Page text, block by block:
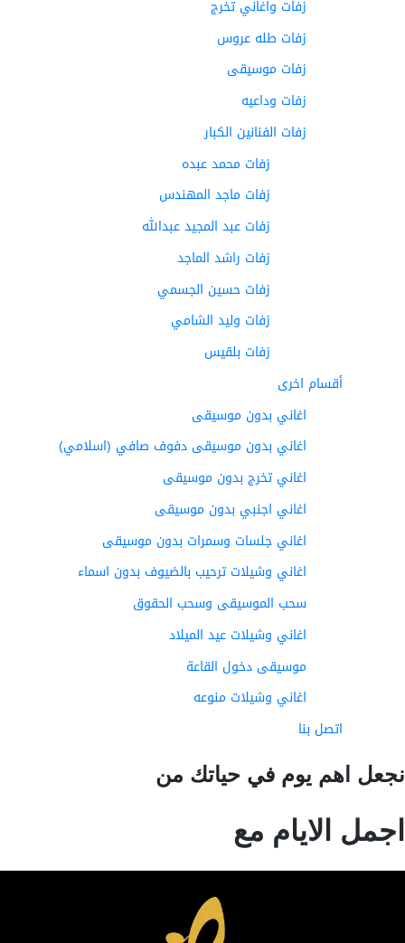
زفات واغاني تخرج
زفات طله عروس
زفات موسيقى
زفات وداعيه
زفات الفنانين الكبار
زفات محمد عبده
زفات ماجد المهندس
زفات عبد المجيد عبدالله
زفات راشد الماجد
زفات حسين الجسمي
زفات وليد الشامي
زفات بلقيس
أقسام اخرى
اغاني بدون موسيقى
اغاني بدون موسيقى دفوف صافي (اسلامي)
اغاني تخرج بدون موسيقى
اغاني اجنبي بدون موسيقى
اغاني جلسات وسمرات بدون موسيقى
اغاني وشيلات ترحيب بالضيوف بدون اسماء
سحب الموسيقى وسحب الحقوق
اغاني وشيلات عيد الميلاد
موسيقى دخول القاعة
اغاني وشيلات منوعه
اتصل بنا
اهم يوم في حياتك من
الايام مع